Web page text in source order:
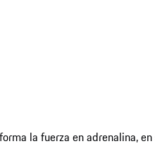
la fuerza en adrenalina,